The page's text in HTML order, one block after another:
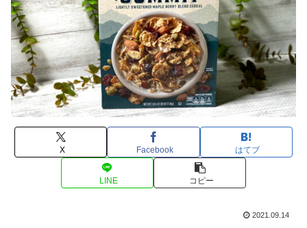
X Facebook はてブ
LINE コピー
2021.09.14